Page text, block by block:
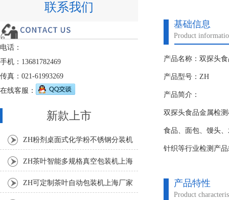
基础信息
Product
产品名称：双探头
产品型号：ZH
产品简介：
双探头食品金属检
食品、面包、馒头
针织等行业检测产
产品特性
Product
联系我们
电话：
手机：13681782469
传真：021-61993269
在线客服：
新款上市
ZH粉剂桌面式化学粉不锈钢分装机
ZH茶叶智能多规格真空包装机上海
厂家 ZH可定制茶叶自动包装机上海厂家